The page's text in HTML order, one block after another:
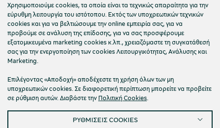
Πολιτική Απορρήτου Όροι Χρήσης
Cookies
Χρησιμοποιούμε cookies, τα οποία είναι τα τεχνικώς απαραίτητα για την
εύρυθμη λειτουργία του ιστότοπου. Εκτός των υποχρεωτικών τεχνικών
cookies και για να βελτιώσουμε την online εμπειρία σας, για να
προβούμε σε ανάλυση της επίδοσης, για να σας προσφέρουμε
εξατομικευμένα marketing cookies κ.λπ., χρειαζόμαστε τη συγκατάθεσή
σας για την ενεργοποίηση των cookies Λειτουργικότητας, Ανάλυσης και
Marketing.
Επιλέγοντας «Αποδοχή» αποδέχεστε τη χρήση όλων των μη
υποχρεωτικών cookies. Σε διαφορετική περίπτωση μπορείτε να προβείτε
σε ρύθμιση αυτών. Διαβάστε την Πολιτική Cookies.
ΡΥΘΜΙΣΕΙΣ COOKIES